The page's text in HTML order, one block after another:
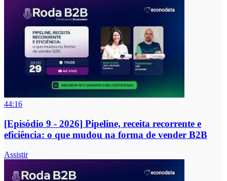
44:16
[Episódio 9 - 2026] Pipeline, receita recorrente e
eficiência: o que mudou na forma de vender B2B
Assistir